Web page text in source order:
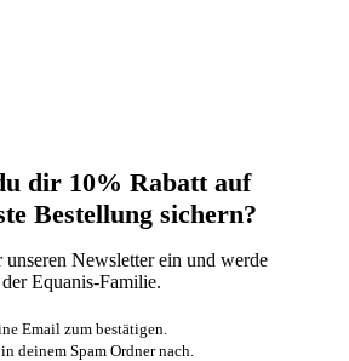
dir 10% Rabatt auf
Bestellung sichern?‬
Newsletter ein und werde
Equanis-Familie.‬
Email zum bestätigen.
deinem Spam Ordner nach.